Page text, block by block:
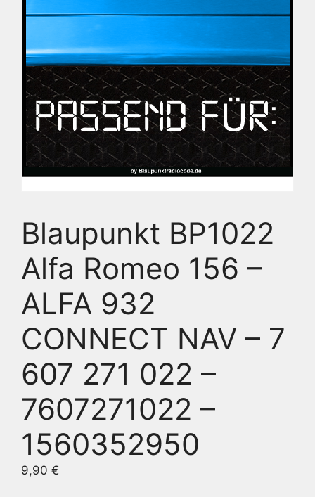
Blaupunkt BP1022
Alfa Romeo 156 –
ALFA 932
CONNECT NAV – 7
607 271 022 –
7607271022 –
1560352950
9,90 €